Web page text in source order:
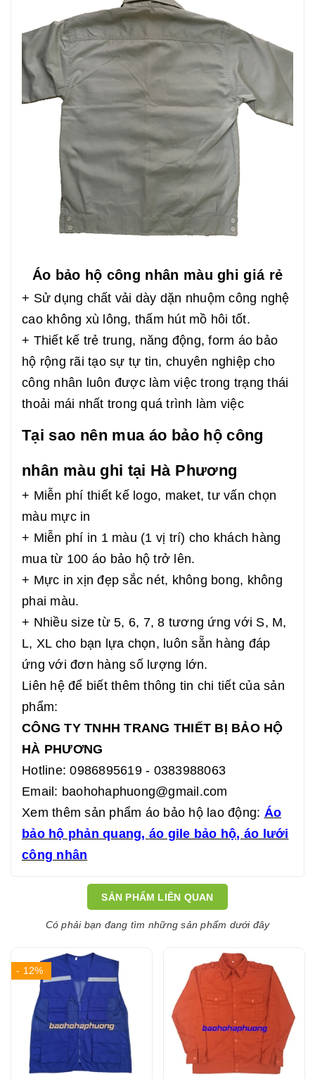
Áo bảo hộ công nhân màu ghi giá rẻ
+ Sử dụng chất vải dày dặn nhuộm công nghệ
cao không xù lông, thấm hút mồ hôi tốt.
+ Thiết kế trẻ trung, năng động, form áo bảo
hộ rộng rãi tạo sự tự tin, chuyên nghiệp cho
công nhân luôn được làm việc trong trạng thái
thoải mái nhất trong quá trình làm việc
Tại sao nên mua áo bảo hộ công
nhân màu ghi tại Hà Phương
+ Miễn phí thiết kế logo, maket, tư vấn chọn
màu mực in
+ Miễn phí in 1 màu (1 vị trí) cho khách hàng
mua từ 100 áo bảo hộ trở lên.
+ Mực in xịn đẹp sắc nét, không bong, không
phai màu.
+ Nhiều size từ 5, 6, 7, 8 tương ứng với S, M,
L, XL cho bạn lựa chọn, luôn sẵn hàng đáp
ứng với đơn hàng số lượng lớn.
Liên hệ để biết thêm thông tin chi tiết của sản
phẩm:
CÔNG TY TNHH TRANG THIẾT BỊ BẢO HỘ
HÀ PHƯƠNG
Hotline: 0986895619 - 0383988063
Email: baohohaphuong@gmail.com
Xem thêm sản phẩm áo bảo hộ lao động: Áo
bảo hộ phản quang, áo gile bảo hộ, áo lưới
công nhân
SẢN PHẨM LIÊN QUAN
Có phải bạn đang tìm những sản phẩm dưới đây
- 12%